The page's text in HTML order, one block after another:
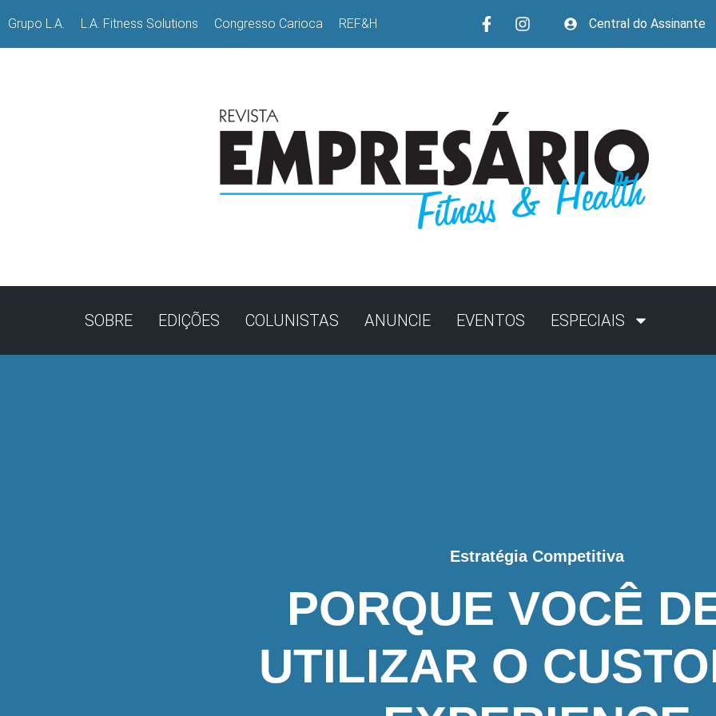
Grupo L.A. L.A. Fitness Solutions Congresso Carioca REF&H Central do Assinante
SOBRE EDIÇÕES COLUNISTAS ANUNCIE EVENTOS ESPECIAIS
Estratégia Competitiva
PORQUE VOCÊ
UTILIZAR O